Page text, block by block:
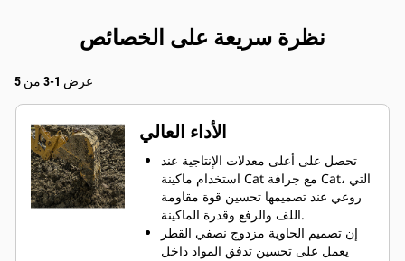
نظرة سريعة على الخصائص
عرض 1-3 من 5
الأداء العالي
تحصل على أعلى معدلات الإنتاجية عند
استخدام ماكينة Cat مع جرافة Cat، التي
روعي عند تصميمها تحسين قوة مقاومة
اللف والرفع وقدرة الماكينة.
إن تصميم الحاوية مزدوج نصفي القطر
يعمل على تحسين تدفق المواد داخل